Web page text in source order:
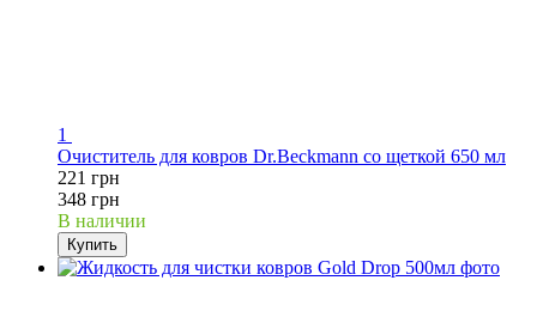
1
Очиститель для ковров Dr.Beckmann со щеткой 650 мл
221 грн
348 грн
В наличии
Купить